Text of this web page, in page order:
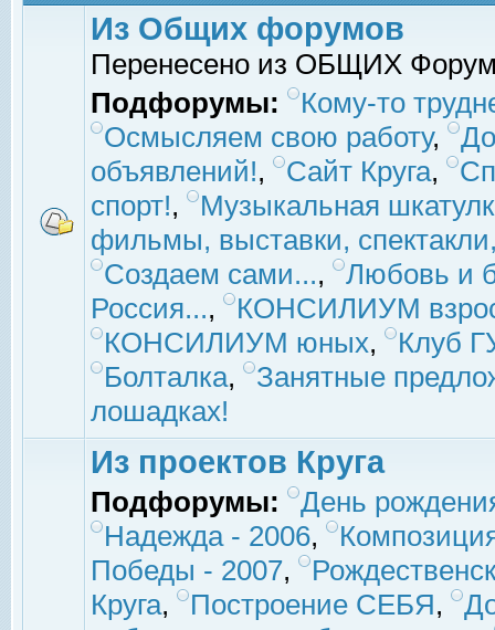
Из Общих форумов
Перенесено из ОБЩИХ
Подфорумы:
Кому-то
Осмысляем свою работу,
объявлений!, Сайт Круга,
спорт!,
Музыкальная
фильмы, выставки,
Создаем сами...,
Любовь и
Россия...,
КОНСИЛИУМ
КОНСИЛИУМ юных,
Клуб
Болталка,
Занятные
лошадках!
Из проектов Круга
Подфорумы:
День
Надежда - 2006,
Победы - 2007,
Круга, Построение СЕБЯ,